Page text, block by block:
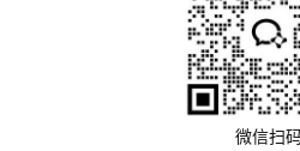
微信扫